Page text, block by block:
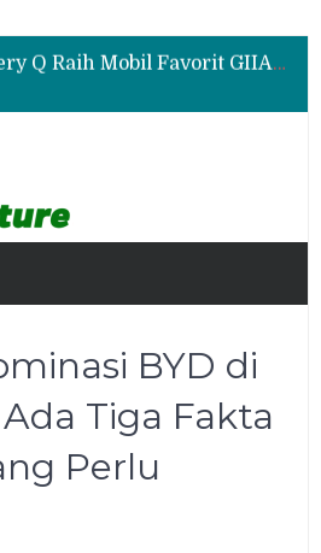
Sudah SPK Mobil di GIIAS 2026? Ini Tahapan yang Harus Dilakukan Setelah Pameran
Chery Q Raih Mobil Favorit GIIAS 2026, Test Drive Tembus 200 Sesi per Hari
BYD di
Tiga Fakta
Perlu